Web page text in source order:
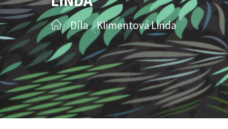
/ Díla / Klimentová Linda